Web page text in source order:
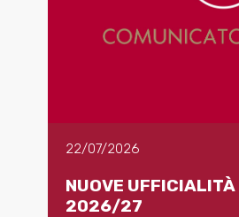
22/07/2026
NUOVE
2026/27